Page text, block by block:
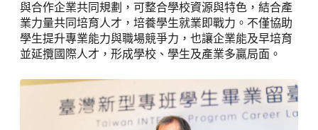
與合作企業共同規劃，可整合學校資源與特色，結合產
業力量共同培育人才，培養學生就業即戰力。不僅協助
學生提升專業能力與職場競爭力，也讓企業能及早培育
並延攬國際人才，形成學校、學生及產業多贏局面。